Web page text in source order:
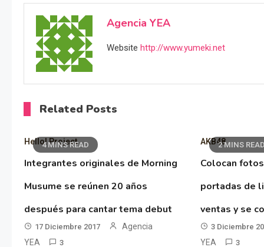
Agencia YEA
Website http://www.yumeki.net
Related Posts
4 MINS READ
Hello! Project
Integrantes originales de Morning
Musume se reúnen 20 años
después para cantar tema debut
17 Diciembre 2017
Agencia
YEA
3
2 MINS READ
AKB48
Colocan
portadas de
ventas y se
3 Diciembre
YEA
3